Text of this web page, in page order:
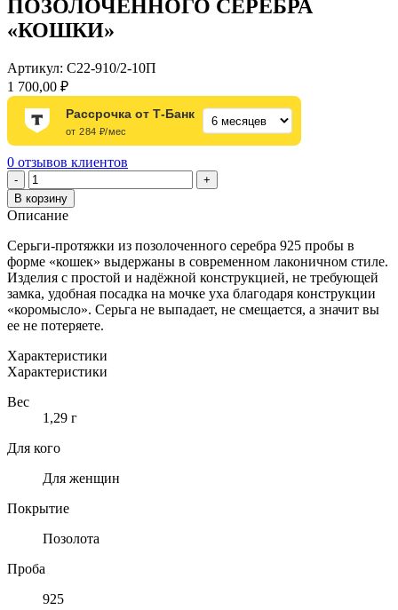
ПОЗОЛОЧЕННОГО СЕРЕБРА
«КОШКИ»
Артикул: С22-910/2-10П
1 700,00 ₽
Рассрочка от Т-Банк
от 284 ₽/мес
0 отзывов клиентов
-
Количество
товара
СЕРЬГИ-
ПРОТЯЖКИ
ИЗ
ПОЗОЛОЧЕННОГО
СЕРЕБРА
"КОШКИ"
+
В корзину
Описание
Серьги-протяжки из позолоченного серебра 925 пробы в
форме «кошек» выдержаны в современном лаконичном стиле.
Изделия с простой и надёжной конструкцией, не требующей
замка, удобная посадка на мочке уха благодаря конструкции
«коромысло». Серьга не выпадает, не смещается, а значит вы
ее не потеряете.
Характеристики
Характеристики
Вес
1,29 г
Для кого
Для женщин
Покрытие
Позолота
Проба
925